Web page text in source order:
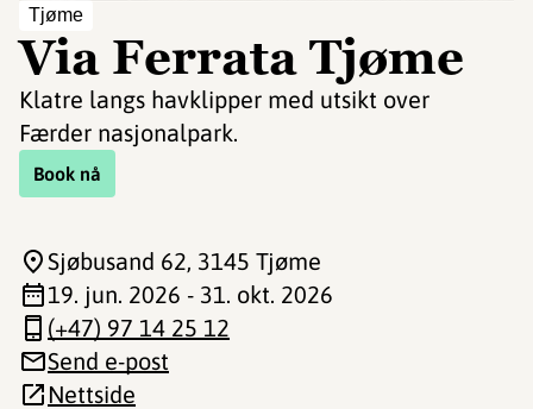
Tjøme
Via Ferrata Tjøme
Klatre langs havklipper med utsikt over
Færder nasjonalpark.
Book nå
Sjøbusand 62, 3145 Tjøme
19. jun. 2026 - 31. okt. 2026
(+47) 97 14 25 12
Send e-post
Nettside